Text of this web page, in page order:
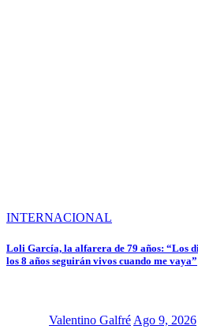
INTERNACIONAL
Loli García, la alfarera de 79 años: “Los
los 8 años seguirán vivos cuando me vaya”
Valentino Galfré Ago 9, 2026